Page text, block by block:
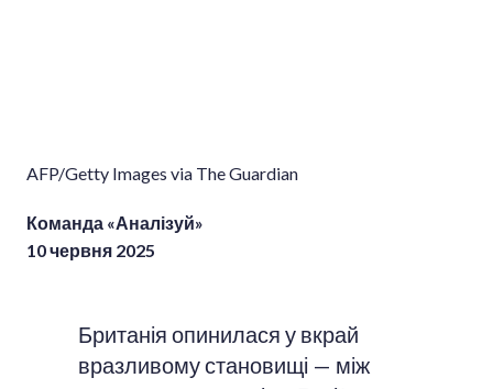
AFP/Getty Images via The Guardian
Команда «Аналізуй»
10 червня 2025
Британія опинилася у вкрай
вразливому становищі — між